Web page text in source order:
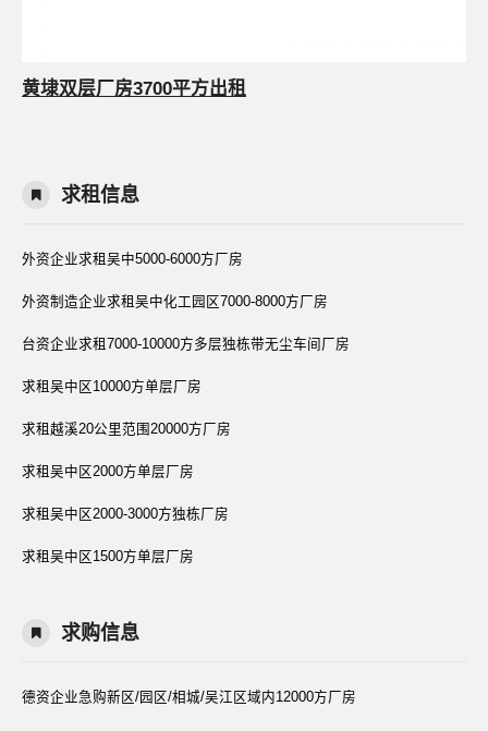
黄埭双层厂房3700平方出租
求租信息
外资企业求租吴中5000-6000方厂房
外资制造企业求租吴中化工园区7000-8000方厂房
台资企业求租7000-10000方多层独栋带无尘车间厂房
求租吴中区10000方单层厂房
求租越溪20公里范围20000方厂房
求租吴中区2000方单层厂房
求租吴中区2000-3000方独栋厂房
求租吴中区1500方单层厂房
求购信息
德资企业急购新区/园区/相城/吴江区域内12000方厂房